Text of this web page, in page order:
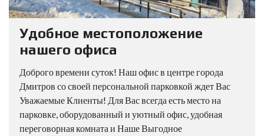
Удобное местоположение
нашего офиса
Доброго времени суток! Наш офис в центре города
Дмитров со своей персональной парковкой ждет Вас
Уважаемые Клиенты! Для Вас всегда есть место на
парковке, оборудованный и уютный офис, удобная
переговорная комната и Наше Выгодное